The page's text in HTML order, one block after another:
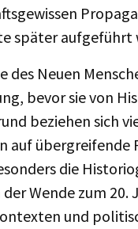
später aufgeführt
Neuen
bevor sie von
beziehen sich
auf
die
Wende zum
und